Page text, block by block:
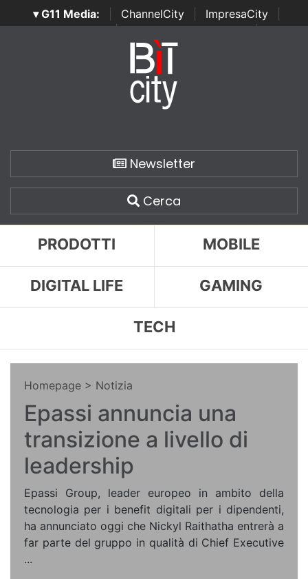
▾ G11 Media: ChannelCity ImpresaCity
SecurityOpenLab | Italian Channel Awards | Italian
Italian Security Awards
Newsletter
Cerca
PRODOTTI MOBILE
DIGITAL LIFE GAMING
TECH
Homepage > Notizia
Epassi annuncia una
transizione a livello di
leadership
Epassi Group, leader europeo in ambito della
tecnologia per i benefit digitali per i dipendenti,
ha annunciato oggi che Nickyl Raithatha entrerà a
far parte del gruppo in qualità di Chief Executive
...